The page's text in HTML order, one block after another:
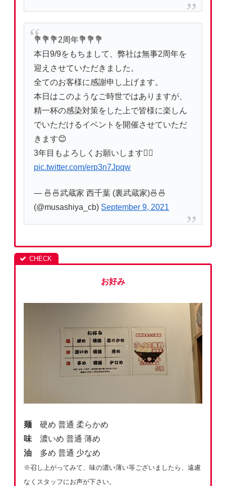
💐💐💐2周年💐💐💐
本日9/9をもちまして、弊社は無事2周年を
迎えさせていただきました。
全てのお客様に感謝申し上げます。
本日はこのようなご時世ではありますが、
精一杯の感染対策をした上で皆様に楽しん
でいただけるイベントを開催させていただ
きます😊
3年目もよろしくお願いします🙇‍♂️
pic.twitter.com/erp3n7Jpqw
— 🍜🍜武蔵家 西千葉 (裏武蔵家)🍜🍜
(@musashiya_cb) September 9, 2021
お好み
麺 硬め 普通 柔らかめ
味 濃いめ 普通 薄め
油 多め 普通 少なめ
※召し上がってみて、味の濃い薄い等ございましたら、遠慮
なくスタッフにお声が下さい。